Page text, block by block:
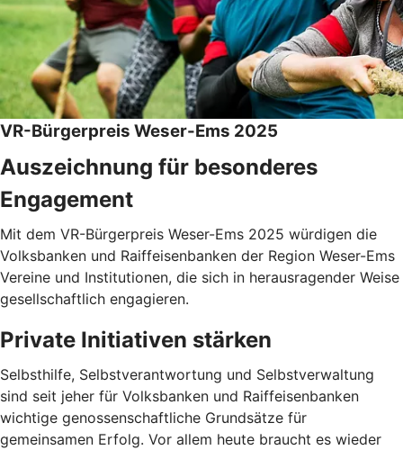
VR-Bürgerpreis Weser-Ems 2025
Auszeichnung für besonderes
Engagement
Mit dem VR-Bürgerpreis Weser-Ems 2025 würdigen die
Volksbanken und Raiffeisenbanken der Region Weser-Ems
Vereine und Institutionen, die sich in herausragender Weise
gesellschaftlich engagieren.
Private Initiativen stärken
Selbsthilfe, Selbstverantwortung und Selbstverwaltung
sind seit jeher für Volksbanken und Raiffeisenbanken
wichtige genossenschaftliche Grundsätze für
gemeinsamen Erfolg. Vor allem heute braucht es wieder